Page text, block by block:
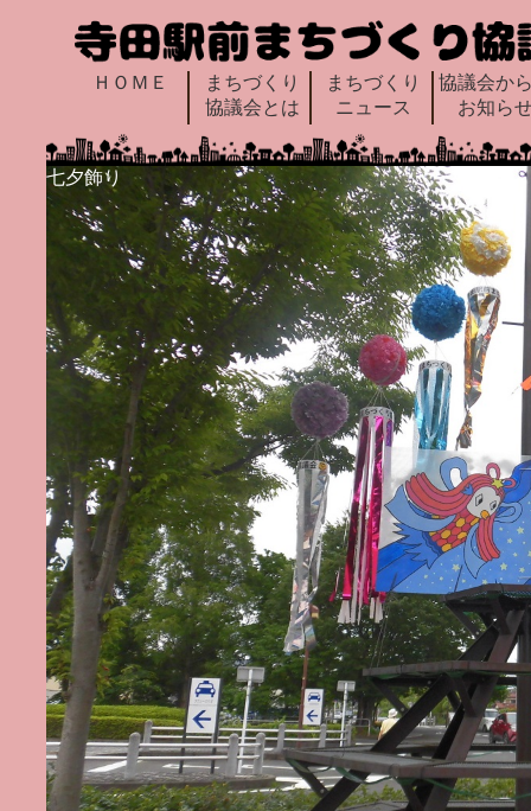
ＨＯＭＥ
まちづくり
協議会とは
まちづくり
ニュース
協議会か
お知ら
七夕飾り